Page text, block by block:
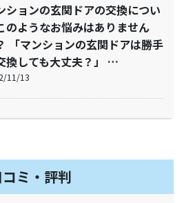
ションの玄関ドアの交換につい
のようなお悩みはありません
「マンションの玄関ドアは勝手
換しても大丈夫？」 …
11/13
ミ・評判